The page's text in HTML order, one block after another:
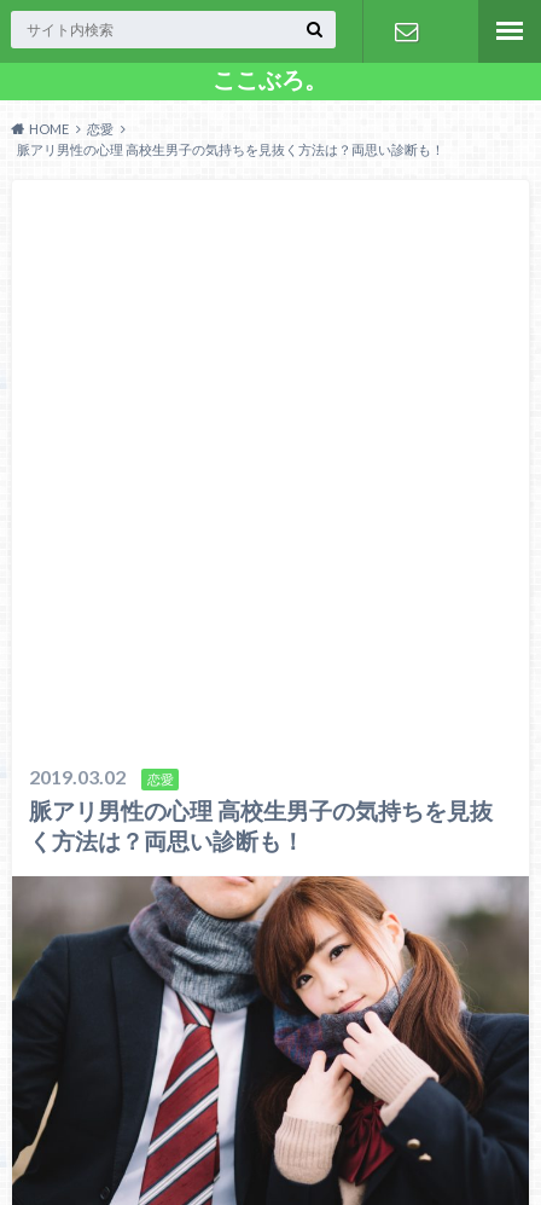
ここぶろ。
せ
HOME
恋愛
脈アリ男性の心理 高校生男子の気持ちを見抜く方法は？両思い診断も！
2019.03.02 恋愛
脈アリ男性の心理 高校生男子の気持ちを見抜
く方法は？両思い診断も！